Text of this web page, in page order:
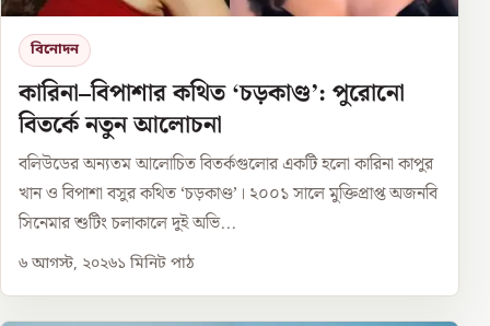
বিনোদন
কারিনা–বিপাশার কথিত ‘চড়কাণ্ড’: পুরোনো
বিতর্কে নতুন আলোচনা
বলিউডের অন্যতম আলোচিত বিতর্কগুলোর একটি হলো কারিনা কাপুর
খান ও বিপাশা বসুর কথিত ‘চড়কাণ্ড’। ২০০১ সালে মুক্তিপ্রাপ্ত অজনবি
সিনেমার শুটিং চলাকালে দুই অভি...
৬ আগস্ট, ২০২৬১ মিনিট পাঠ